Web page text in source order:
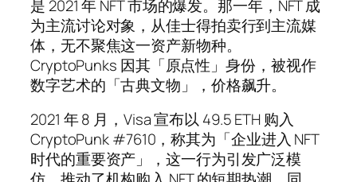
是 2021 年 NFT 市场的爆发。那一年，NFT 成
为主流讨论对象，从佳士得拍卖行到主流媒
体，无不聚焦这一资产新物种。
CryptoPunks 因其「原点性」身份，被视作
数字艺术的「古典文物」，价格飙升。
2021 年 8 月，Visa 宣布以 49.5 ETH 购入
CryptoPunk #7610，称其为「企业进入 NFT
时代的重要资产」，这一行为引发广泛模